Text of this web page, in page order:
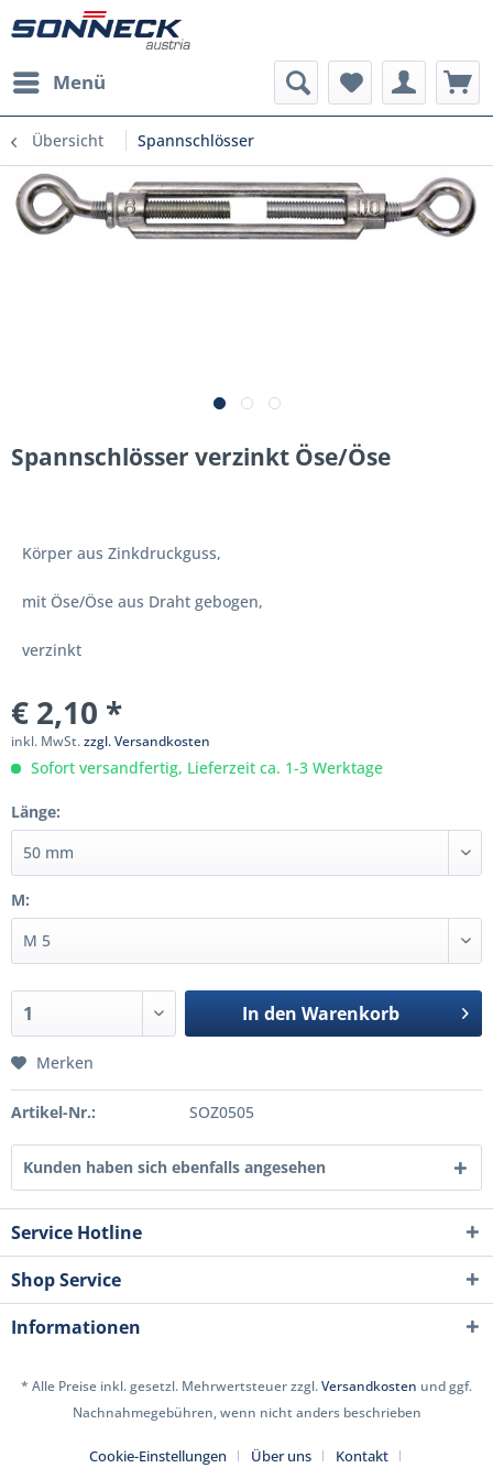
Menü
Übersicht Spannschlösser
Spannschlösser verzinkt Öse/Öse
Körper aus Zinkdruckguss,
mit Öse/Öse aus Draht gebogen,
verzinkt
€ 2,10 *
inkl. MwSt.zzgl. Versandkosten
Sofort versandfertig, Lieferzeit ca. 1-3 Werktage
Länge:
M:
In den Warenkorb
Merken
Artikel-Nr.: SOZ0505
Kunden haben sich ebenfalls angesehen
Service Hotline
Shop Service
Informationen
* Alle Preise inkl. gesetzl. Mehrwertsteuer zzgl.Versandkosten und ggf.
Nachnahmegebühren, wenn nicht anders beschrieben
Cookie-Einstellungen Über uns Kontakt